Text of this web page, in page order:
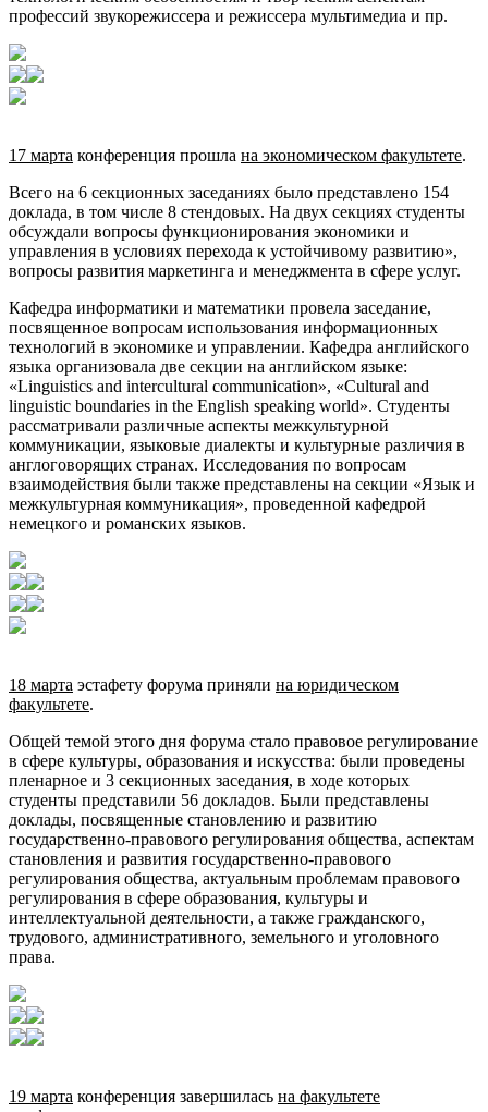
профессий звукорежиссера и режиссера мультимедиа и пр.
17 марта конференция прошла на экономическом факультете.
Всего на 6 секционных заседаниях было представлено 154
доклада, в том числе 8 стендовых. На двух секциях студенты
обсуждали вопросы функционирования экономики и
управления в условиях перехода к устойчивому развитию»,
вопросы развития маркетинга и менеджмента в сфере услуг.
Кафедра информатики и математики провела заседание,
посвященное вопросам использования информационных
технологий в экономике и управлении. Кафедра английского
языка организовала две секции на английском языке:
«Linguistics and intercultural communication», «Cultural and
linguistic boundaries in the English speaking world». Студенты
рассматривали различные аспекты межкультурной
коммуникации, языковые диалекты и культурные различия в
англоговорящих странах. Исследования по вопросам
взаимодействия были также представлены на секции «Язык и
межкультурная коммуникация», проведенной кафедрой
немецкого и романских языков.
18 марта эстафету форума приняли на юридическом
факультете.
Общей темой этого дня форума стало правовое регулирование
в сфере культуры, образования и искусства: были проведены
пленарное и 3 секционных заседания, в ходе которых
студенты представили 56 докладов. Были представлены
доклады, посвященные становлению и развитию
государственно-правового регулирования общества, аспектам
становления и развития государственно-правового
регулирования общества, актуальным проблемам правового
регулирования в сфере образования, культуры и
интеллектуальной деятельности, а также гражданского,
трудового, административного, земельного и уголовного
права.
19 марта конференция завершилась на факультете